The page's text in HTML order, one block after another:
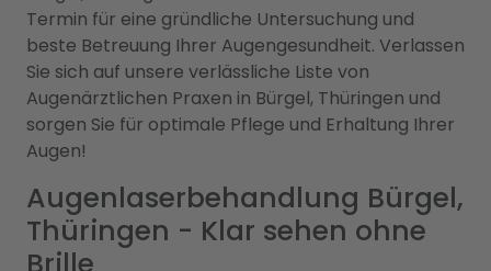
Termin für eine gründliche Untersuchung und
beste Betreuung Ihrer Augengesundheit. Verlassen
Sie sich auf unsere verlässliche Liste von
Augenärztlichen Praxen in Bürgel, Thüringen und
sorgen Sie für optimale Pflege und Erhaltung Ihrer
Augen!
Augenlaserbehandlung Bürgel,
Thüringen - Klar sehen ohne